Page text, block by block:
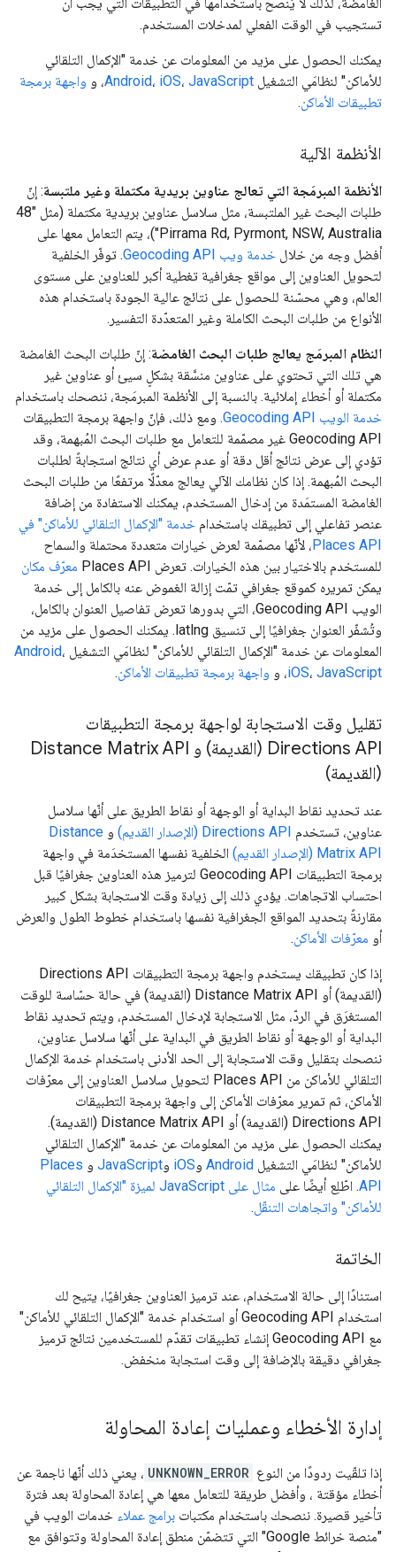
تستجيب في الوقت الفعلي لمدخلات المستخدم.
يمكنك الحصول على مزيد من المعلومات عن خدمة "الإكمال التلقائي
للأماكن" لنظامَي التشغيل
Android، iOS، JavaScript ، و واجهة برمجة
تطبيقات الأماكن.
الأنظمة الآلية
الأنظمة المبرمَجة التي تعالج عناوين بريدية مكتملة وغير ملتبسة: إنّ
طلبات البحث غير الملتبسة، مثل سلاسل عناوين بريدية مكتملة (مثل "48
Pirrama Rd, Pyrmont, NSW, Australia")، يتم التعامل معها على
أفضل وجه من خلال خدمة ويب Geocoding API
. توفّر الخلفية
لتحويل العناوين إلى مواقع جغرافية تغطية أكبر للعناوين على مستوى
العالم، وهي محسّنة للحصول على نتائج عالية الجودة باستخدام هذه
الأنواع من طلبات البحث الكاملة وغير المتعدّدة التفسير.
النظام المبرمَج يعالج طلبات البحث الغامضة: إنّ طلبات البحث الغامضة
هي تلك التي تحتوي على عناوين منسَّقة بشكلٍ سيئ أو عناوين غير
مكتملة أو أخطاء إملائية. بالنسبة إلى الأنظمة المبرمَجة، ننصحك باستخدام
خدمة الويب Geocoding API
. ومع ذلك، فإنّ واجهة برمجة التطبيقات
Geocoding API غير مصمّمة للتعامل مع طلبات البحث المُبهمة، وقد
تؤدي إلى عرض نتائج أقل دقة أو عدم عرض أي نتائج استجابةً لطلبات
البحث المُبهمة. إذا كان نظامك الآلي يعالج معدّلًا مرتفعًا من طلبات البحث
الغامضة المستمَدة من إدخال المستخدم، يمكنك الاستفادة من إضافة
عنصر تفاعلي إلى تطبيقك باستخدام خدمة "الإكمال التلقائي للأماكن" في
Places API، لأنّها مصمّمة لعرض خيارات متعددة محتملة والسماح
للمستخدم بالاختيار بين هذه الخيارات. تعرض Places API
معرّف مكان
يمكن تمريره كموقع جغرافي تمّت إزالة الغموض عنه بالكامل إلى خدمة
الويب Geocoding API، التي بدورها تعرض تفاصيل العنوان بالكامل،
وتُشفّر العنوان جغرافيًا إلى تنسيق latlng. يمكنك الحصول على مزيد من
المعلومات عن خدمة "الإكمال التلقائي للأماكن" لنظامَي التشغيل Android،
iOS، JavaScript ، و واجهة برمجة تطبيقات الأماكن.
تقليل وقت الاستجابة لواجهة برمجة التطبيقات
Directions API (القديمة) و Distance Matrix API
(القديمة)
عند تحديد نقاط البداية أو الوجهة أو نقاط الطريق على أنّها سلاسل
عناوين، تستخدم Directions API (الإصدار القديم) و Distance
Matrix API (الإصدار القديم)
الخلفية نفسها المستخدَمة في واجهة
برمجة التطبيقات Geocoding API لترميز هذه العناوين جغرافيًا قبل
احتساب الاتجاهات. يؤدي ذلك إلى زيادة وقت الاستجابة بشكل كبير
مقارنةً بتحديد المواقع الجغرافية نفسها باستخدام خطوط الطول والعرض
أو معرّفات الأماكن.
إذا كان تطبيقك يستخدم واجهة برمجة التطبيقات Directions API
(القديمة) أو Distance Matrix API (القديمة) في حالة حسّاسة للوقت
المستغرَق في الردّ، مثل الاستجابة لإدخال المستخدم، ويتم تحديد نقاط
البداية أو الوجهة أو نقاط الطريق في البداية على أنّها سلاسل عناوين،
ننصحك بتقليل وقت الاستجابة إلى الحد الأدنى باستخدام خدمة الإكمال
التلقائي للأماكن من Places API لتحويل سلاسل العناوين إلى معرّفات
الأماكن، ثم تمرير معرّفات الأماكن إلى واجهة برمجة التطبيقات
Directions API (القديمة) أو Distance Matrix API (القديمة).
يمكنك الحصول على مزيد من المعلومات عن خدمة "الإكمال التلقائي
للأماكن" لنظامَي التشغيل Android وiOS وJavaScript و Places
API. اطّلِع أيضًا على
مثال على JavaScript لميزة "الإكمال التلقائي
للأماكن" واتجاهات التنقّل.
الخاتمة
استنادًا إلى حالة الاستخدام، عند ترميز العناوين جغرافيًا، يتيح لك
استخدام Geocoding API أو استخدام خدمة "الإكمال التلقائي للأماكن"
مع Geocoding API إنشاء تطبيقات تقدّم للمستخدمين نتائج ترميز
جغرافي دقيقة بالإضافة إلى وقت استجابة منخفض.
إدارة الأخطاء وعمليات إعادة المحاولة
إذا تلقّيت ردودًا من النوع UNKNOWN_ERROR ، يعني ذلك أنّها ناجمة عن
أخطاء مؤقتة ، وأفضل طريقة للتعامل معها هي إعادة المحاولة بعد فترة
تأخير قصيرة. ننصحك باستخدام مكتبات برامج عملاء خدمات الويب في
"منصة خرائط Google" التي تتضمّن منطق إعادة المحاولة وتتوافق مع